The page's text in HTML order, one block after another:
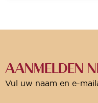
AANMELDEN
Vul uw naam en e-